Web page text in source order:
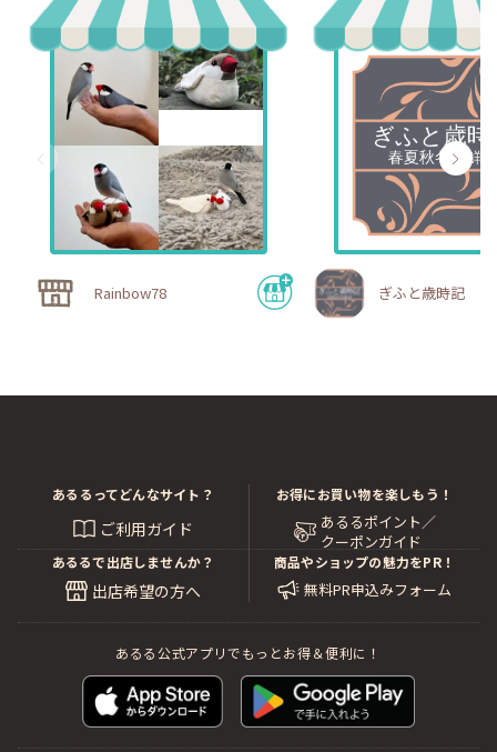
Rainbow78 ぎふと歳時記
あるるってどんなサイト？
ご利用ガイド
お得にお買い物を楽しもう！
あるるポイント／
クーポンガイド
あるるで出店しませんか？
出店希望の方へ
商品やショップの魅力をPR！
無料PR申込みフォーム
あるる公式アプリでもっとお得＆便利に！